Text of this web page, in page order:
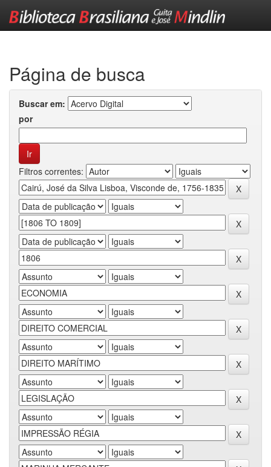
Página de busca
Buscar em:
por
Filtros correntes: